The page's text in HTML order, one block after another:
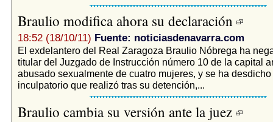
Braulio modifica ahora su declaración
18:52 (18/10/11) Fuente: noticiasdenavarra.com
El exdelantero del Real Zaragoza Braulio Nóbrega ha
titular del Juzgado de Instrucción número 10 de la capital
abusado sexualmente de cuatro mujeres, y se ha
inculpatorio que realizó tras su detención,...
Braulio cambia su versión ante la juez